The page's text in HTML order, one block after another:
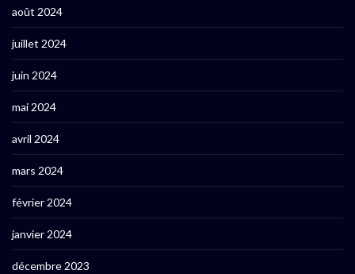
août 2024
juillet 2024
juin 2024
mai 2024
avril 2024
mars 2024
février 2024
janvier 2024
décembre 2023